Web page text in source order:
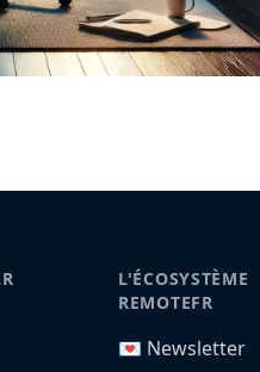
L'ÉCOSYSTÈME
REMOTEFR
💌 Newsletter